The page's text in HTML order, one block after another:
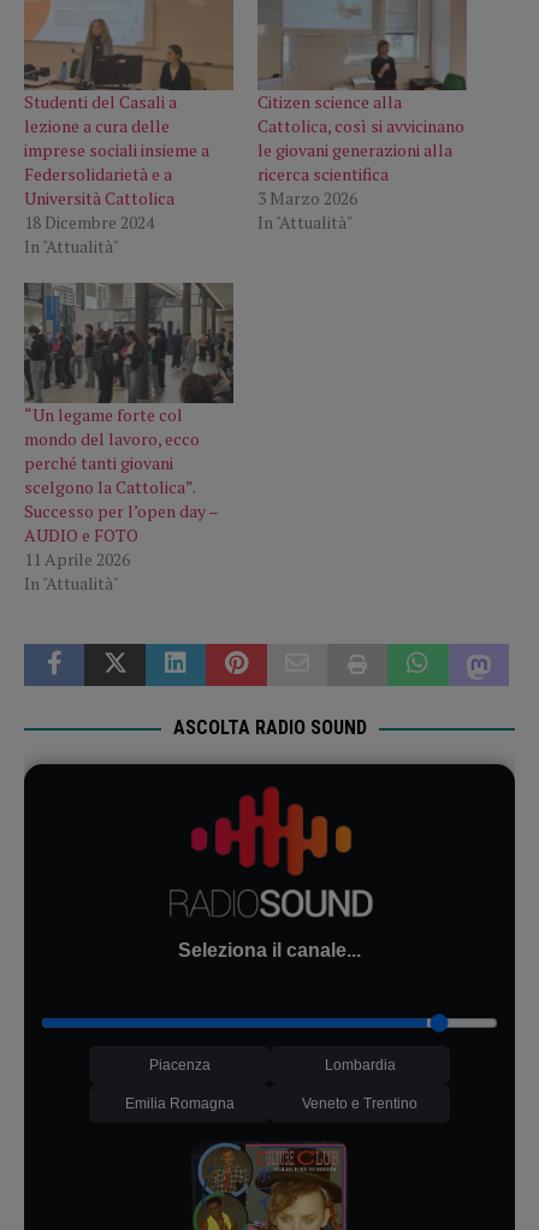
Studenti del Casali a
lezione a cura delle
imprese sociali insieme a
Federsolidarietà e a
Università Cattolica
18 Dicembre 2024
In "Attualità"
Citizen science alla
Cattolica, così si avvicinano
le giovani generazioni alla
ricerca scientifica
3 Marzo 2026
In "Attualità"
“Un legame forte col
mondo del lavoro, ecco
perché tanti giovani
scelgono la Cattolica”.
Successo per l’open day –
AUDIO e FOTO
11 Aprile 2026
In "Attualità"
ASCOLTA RADIO SOUND
Seleziona il canale...
Piacenza Lombardia
Emilia Romagna Veneto e Trentino